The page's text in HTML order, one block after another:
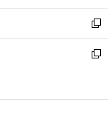
開
く
ウ
で
開
く
ン
ド
ウ
で
ウ
ィ
ン
ド
開
新
し
い
ン
新
ウ